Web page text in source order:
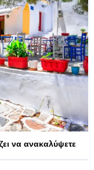
να ανακαλύψετε